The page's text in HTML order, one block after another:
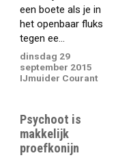
een boete als je in
het openbaar fluks
tegen ee...
dinsdag 29
september 2015
IJmuider Courant
Psychoot is
makkelijk
proefkonijn